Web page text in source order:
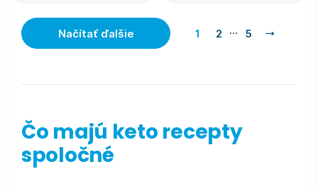
Načítať ďalšie 1 2 … 5
Čo majú keto recepty
spoločné